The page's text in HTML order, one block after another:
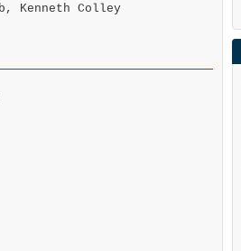
Kenneth Colley